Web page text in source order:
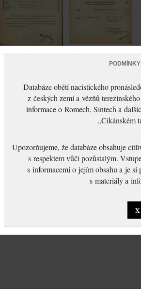
Müller Emil:
Databáze obětí nacistického
z českých zemí a vězňů
informace o Romech, Sintech a
„Cikánském
Upozorňujeme, že databáze obsahuje
s respektem vůči pozůstalým.
s informacemi o jejím obsahu a je si
s materiály a
X